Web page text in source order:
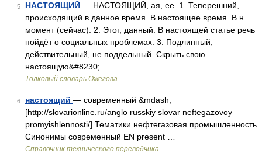
5 НАСТОЯЩИЙ — НАСТОЯЩИЙ, ая, ее. 1. Теперешний,
происходящий в данное время. В настоящее время. В н.
момент (сейчас). 2. Этот, данный. В настоящей статье речь
пойдёт о социальных проблемах. 3. Подлинный,
действительный, не поддельный. Скрыть свою
настоящую&#8230; …
Толковый словарь Ожегова
6 настоящий — современный &mdash;
[http://slovarionline.ru/anglo russkiy slovar neftegazovoy
promyishlennosti/] Тематики нефтегазовая промышленность
Синонимы современный EN present …
Справочник технического переводчика